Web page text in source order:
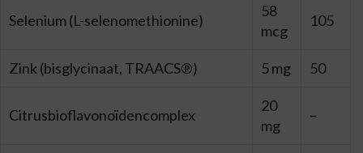
Selenium (L-selenomethionine)
58
mcg
105
Zink (bisglycinaat, TRAACS®) 5 mg 50
Citrusbioflavonoïdencomplex
20
mg
–